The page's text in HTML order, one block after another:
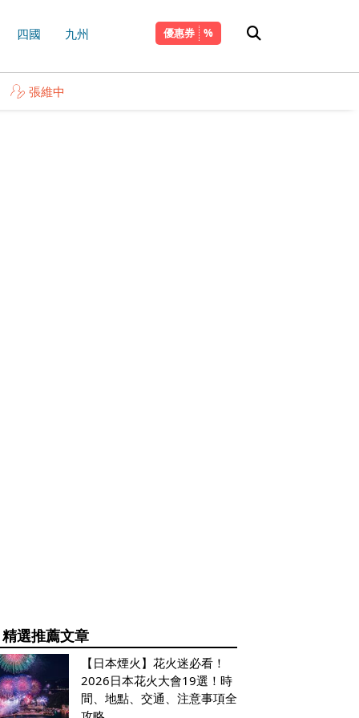
四國 九州 優惠券
張維中
精選推薦文章
【日本煙火】花火迷必看！
2026日本花火大會19選！時
間、地點、交通、注意事項全